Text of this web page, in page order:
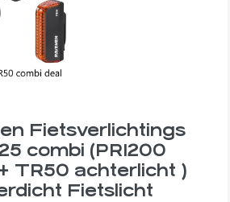
Fietsverlichtings
combi (PR1200
TR50 achterlicht )
Fietslicht